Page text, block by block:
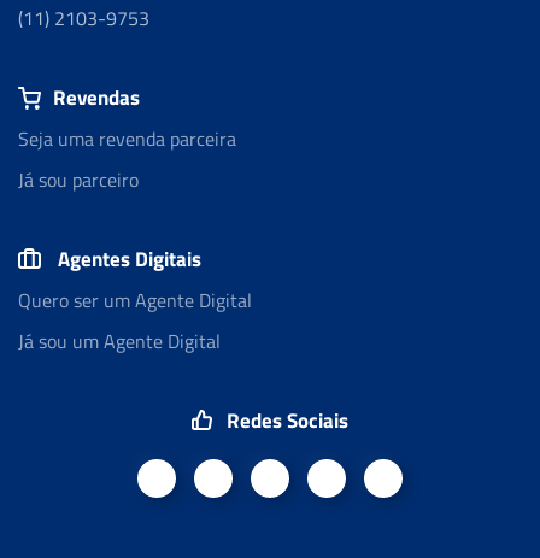
(11) 2103-9753
Revendas
Seja uma revenda parceira
Já sou parceiro
Agentes Digitais
Quero ser um Agente Digital
Já sou um Agente Digital
Redes Sociais